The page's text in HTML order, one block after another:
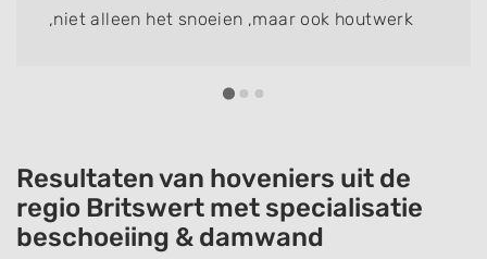
,niet alleen het snoeien ,maar ook houtwerk
Resultaten van hoveniers uit de
regio Britswert met specialisatie
beschoeiing & damwand